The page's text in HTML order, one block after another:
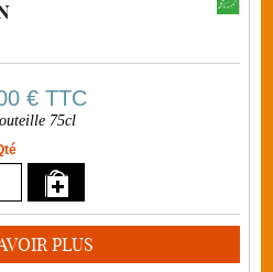
€TTC
75cl
PLUS